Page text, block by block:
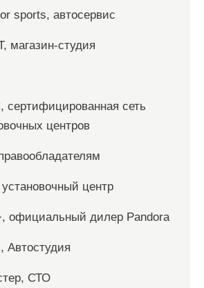
sports, автосервис
магазин-студия
сеть
центров
центр
официальный дилер Pandora
Автостудия
СТО